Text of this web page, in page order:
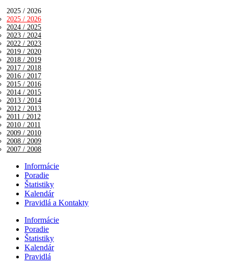
2025 / 2026
2025 / 2026
2024 / 2025
2023 / 2024
2022 / 2023
2019 / 2020
2018 / 2019
2017 / 2018
2016 / 2017
2015 / 2016
2014 / 2015
2013 / 2014
2012 / 2013
2011 / 2012
2010 / 2011
2009 / 2010
2008 / 2009
2007 / 2008
Informácie
Poradie
Štatistiky
Kalendár
Pravidlá a Kontakty
Informácie
Poradie
Štatistiky
Kalendár
Pravidlá